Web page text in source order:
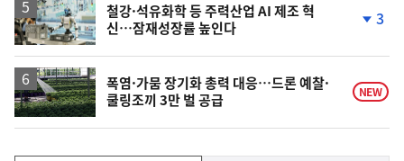
철강·석유화학 등 주력산업 AI 제조 혁
신…잠재성장률 높인다
락
3
폭염·가뭄 장기화 총력 대응…드론 예찰·
쿨링조끼 3만 벌 공급
NEW